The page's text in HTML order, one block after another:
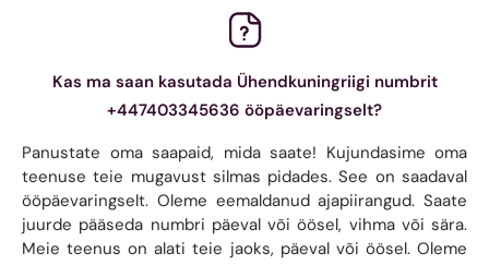
Kas ma saan kasutada Ühendkuningriigi numbrit
+447403345636 ööpäevaringselt?
Panustate oma saapaid, mida saate! Kujundasime oma
teenuse teie mugavust silmas pidades. See on saadaval
ööpäevaringselt. Oleme eemaldanud ajapiirangud. Saate
juurde pääseda numbri päeval või öösel, vihma või sära.
Meie teenus on alati teie jaoks, päeval või öösel. Oleme